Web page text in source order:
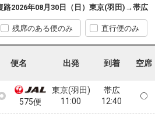
路2026年08月30日（日） 東京(羽田) →帯広
残席のある便のみ 直行便のみ
便名 出発 到着 空席
573便
東京(羽田)
07:45
帯広
09:15
6
クラスJを利用する 3
575便
東京(羽田)
11:00
帯広
12:40